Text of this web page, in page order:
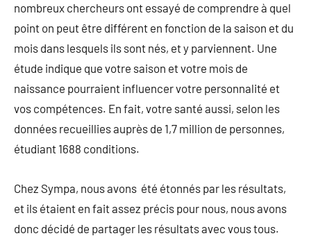
nombreux chercheurs ont essayé de comprendre à quel
point on peut être différent en fonction de la saison et du
mois dans lesquels ils sont nés, et y parviennent. Une
étude indique que votre saison et votre mois de
naissance pourraient influencer votre personnalité et
vos compétences. En fait, votre santé aussi, selon les
données recueillies auprès de 1,7 million de personnes,
étudiant 1688 conditions.
Chez Sympa, nous avons été étonnés par les résultats,
et ils étaient en fait assez précis pour nous, nous avons
donc décidé de partager les résultats avec vous tous.